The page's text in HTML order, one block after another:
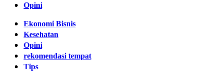
Opini
Ekonomi Bisnis
Kesehatan
Opini
rekomendasi tempat
Tips